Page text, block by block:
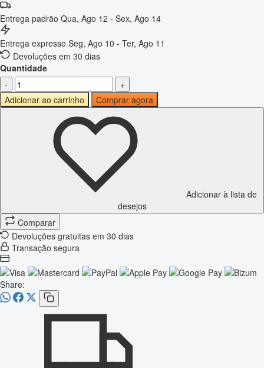
Entrega padrão Qua, Ago 12 - Sex, Ago 14
Entrega expresso Seg, Ago 10 - Ter, Ago 11
Devoluções em 30 dias
Quantidade
-
+
Adicionar ao carrinho
Comprar agora
Adicionar à lista de
desejos
Comparar
Devoluções gratuitas em 30 dias
Transação segura
Share: